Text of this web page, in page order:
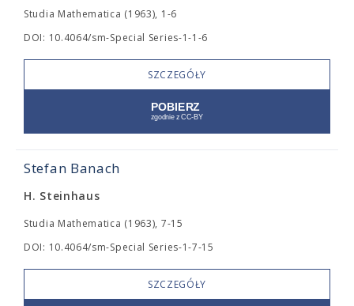
Studia Mathematica (1963), 1-6
DOI: 10.4064/sm-Special Series-1-1-6
SZCZEGÓŁY
Stefan Banach
H. Steinhaus
Studia Mathematica (1963), 7-15
DOI: 10.4064/sm-Special Series-1-7-15
SZCZEGÓŁY